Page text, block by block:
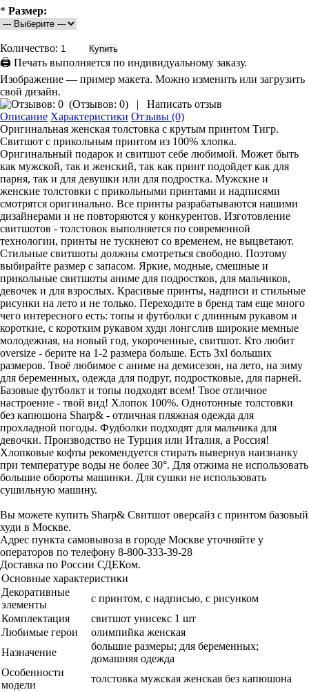
* Размер:
Количество:
🖨 Печать выполняется по индивидуальному заказу.
Изображение — пример макета. Можно изменить или загрузить
свой дизайн.
(Отзывов: 0) |
Написать отзыв
Описание Характеристики Отзывы (0)
Оригинальная женская толстовка с крутым принтом Тигр.
Свитшот с прикольным принтом из 100% хлопка.
Оригинальный подарок и свитшот себе любимой. Может быть
как мужской, так и женский, так как принт подойдет как для
парня, так и для девушки или для подростка. Мужские и
женские толстовки с прикольными принтами и надписями
смотрятся оригинально. Все принты разрабатываются нашими
дизайнерами и не повторяются у конкурентов. Изготовление
свитшотов - толстовок выполняется по современной
технологии, принты не тускнеют со временем, не выцветают.
Стильные свитшоты должны смотреться свободно. Поэтому
выбирайте размер с запасом. Яркие, модные, смешные и
прикольные свитшоты аниме для подростков, для мальчиков,
девочек и для взрослых. Красивые принты, надписи и стильные
рисунки на лето и не только. Переходите в бренд там еще много
чего интересного есть: топы и футболки с длинным рукавом и
короткие, с коротким рукавом худи лонгслив широкие мемные
молодежная, на новый год, укороченные, свитшот. Кто любит
oversize - берите на 1-2 размера больше. Есть 3xl больших
размеров. Твоё любимое с аниме на демисезон, на лето, на зиму
для беременных, одежда для подруг, подростковые, для парней.
Базовые футболкт и топы подходят всем! Твое отличное
настроение - твой вид! Хлопок 100%. Однотонные толстовки
без капюшона Sharp& - отличная пляжная одежда для
прохладной погоды. Фудболки подходят для мальчика для
девочки. Производство не Турция или Италия, а Россия!
Хлопковые кофты рекомендуется стирать вывернув наизнанку
при температуре воды не более 30°. Для отжима не использовать
большие обороты машинки. Для сушки не использовать
сушильную машину.
Вы можете купить Sharp& Свитшот оверсайз с принтом базовый
худи в Москве.
Адрес пункта самовывоза в городе Москве уточняйте у
операторов по телефону 8-800-333-39-28
Доставка по России СДЕКом.
Основные характеристики
Декоративные
элементы
с принтом, с надписью, с рисунком
Комплектация
свитшот унисекс 1 шт
Любимые герои
олимпийка женская
Назначение
большие размеры; для беременных;
домашняя одежда
Особенности
модели
толстовка мужская женская без капюшона